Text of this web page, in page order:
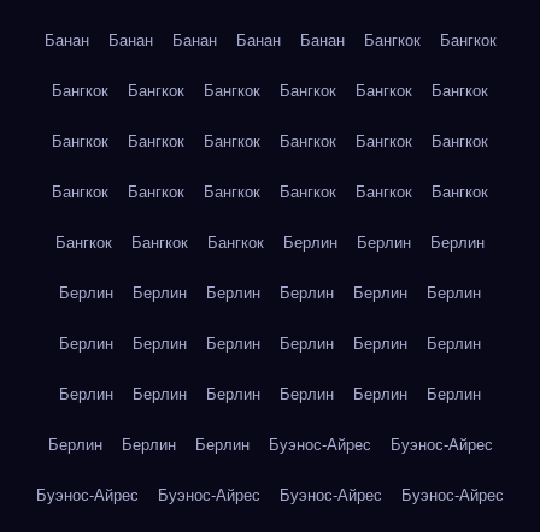
Банан Банан Банан Банан Банан Бангкок Бангкок
Бангкок Бангкок Бангкок Бангкок Бангкок Бангкок
Бангкок Бангкок Бангкок Бангкок Бангкок Бангкок
Бангкок Бангкок Бангкок Бангкок Бангкок Бангкок
Бангкок Бангкок Бангкок Берлин Берлин Берлин
Берлин Берлин Берлин Берлин Берлин Берлин
Берлин Берлин Берлин Берлин Берлин Берлин
Берлин Берлин Берлин Берлин Берлин Берлин
Берлин Берлин Берлин Буэнос-Айрес Буэнос-Айрес
Буэнос-Айрес Буэнос-Айрес Буэнос-Айрес Буэнос-Айрес